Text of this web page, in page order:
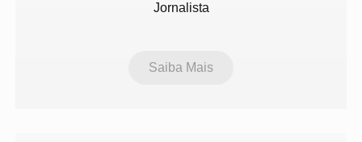
Jornalista
Saiba Mais